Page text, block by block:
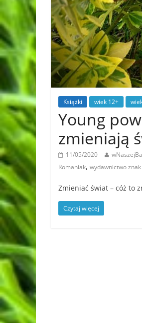
Książki wiek 12+
Young
zmieniają
11/05/2020
Romaniak, wydawnictwo
Zmieniać świat – cóż to
Czytaj więcej